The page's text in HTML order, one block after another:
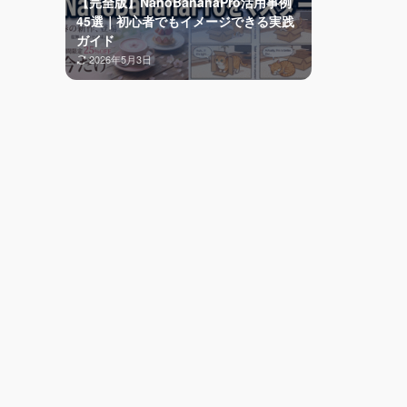
45選｜初心者でもイメージできる実践
ガイド
2026年5月3日